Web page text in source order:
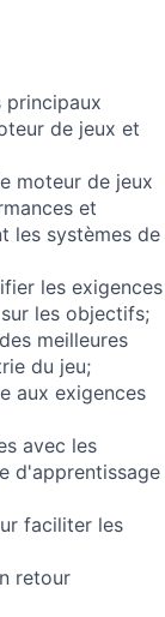
principaux
de jeux et
moteur de jeux
et
les systèmes de
les exigences
les objectifs;
meilleures
du jeu;
aux exigences
avec les
d'apprentissage
faciliter les
retour